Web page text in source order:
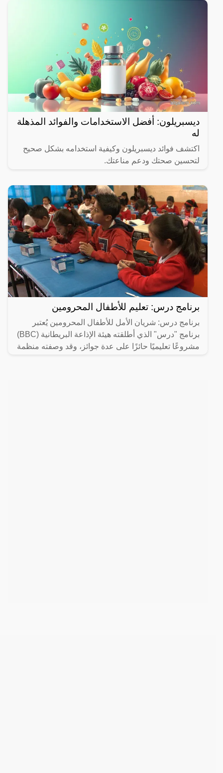
ديسبريلون: أفضل الاستخدامات والفوائد المذهلة
له
اكتشف فوائد ديسبريلون وكيفية استخدامه بشكل صحيح
لتحسين صحتك ودعم مناعتك.
برنامج درس: تعليم للأطفال المحرومين
برنامج درس: شريان الأمل للأطفال المحرومين يُعتبر
برنامج "درس" الذي أطلقته هيئة الإذاعة البريطانية (BBC)
مشروعًا تعليميًا حائزًا على عدة جوائز، وقد وصفته منظمة